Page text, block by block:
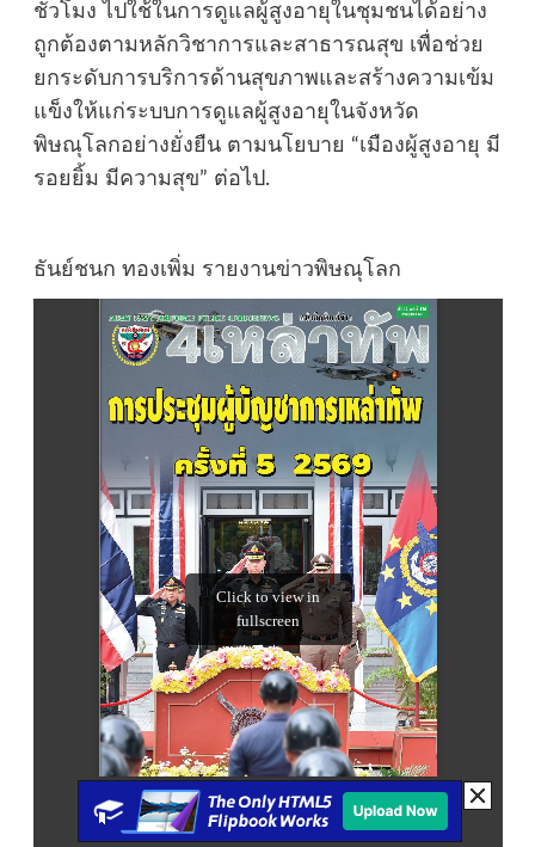
ชั่วโมง ไปใช้ในการดูแลผู้สูงอายุในชุมชนได้อย่าง
ถูกต้องตามหลักวิชาการและสาธารณสุข เพื่อช่วย
ยกระดับการบริการด้านสุขภาพและสร้างความเข้ม
แข็งให้แก่ระบบการดูแลผู้สูงอายุในจังหวัด
พิษณุโลกอย่างยั่งยืน ตามนโยบาย “เมืองผู้สูงอายุ มี
รอยยิ้ม มีความสุข” ต่อไป.
ธันย์ชนก ทองเพิ่ม รายงานข่าวพิษณุโลก